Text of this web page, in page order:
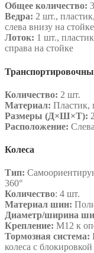
Общее количество:
Ведра: 2 шт.,
слева внизу на стойке
Лоток: 1 шт.,
справа на стойке
Количество: 2 шт.
Материал: Пластик,
Размеры (Д×Ш×Т):
Расположение:
Колеса
Тип:
360°
Количество: 4 шт.
Материал шин:
Диаметр/ширина
Крепление: М12 к
Тормозная система:
колеса с